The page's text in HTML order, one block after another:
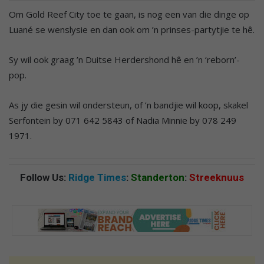
Om Gold Reef City toe te gaan, is nog een van die dinge op
Luané se wenslysie en dan ook om ’n prinses-partytjie te hê.
Sy wil ook graag ’n Duitse Herdershond hê en ’n ‘reborn’-
pop.
As jy die gesin wil ondersteun, of ’n bandjie wil koop, skakel
Serfontein by 071 642 5843 of Nadia Minnie by 078 249
1971.
Follow Us: Ridge Times: Standerton: Streeknuus